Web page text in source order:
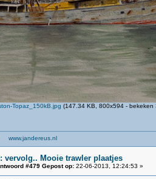
Topaz_150kB.jpg (147.34 KB, 800x594 - bekeken
www.jandereus.nl
vervolg.. Mooie trawler plaatjes
#479 Gepost op:22-06-2013, 12:24:53 »